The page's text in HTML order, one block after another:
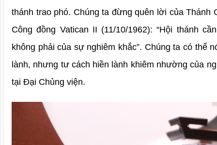
thánh trao phó. Chúng ta đừng quên lời của Thánh
Công đồng Vatican II (11/10/1962): “Hội thánh
không phải của sự nghiêm khắc”. Chúng ta có thể
lành, nhưng tư cách hiền lành khiêm nhường của
tại Đại Chủng viện.